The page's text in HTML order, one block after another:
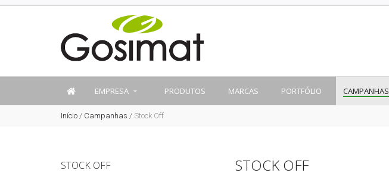
EMPRESA PRODUTOS MARCAS PORTFÓLIO CAMPANHAS
Início / Campanhas / Stock Off
STOCK OFF STOCK OFF